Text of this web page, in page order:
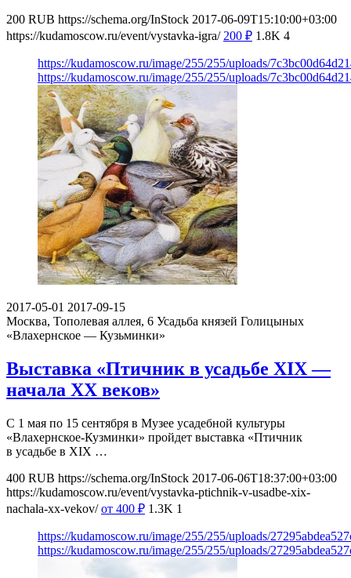
200 RUB https://schema.org/InStock 2017-06-09T15:10:00+03:00
https://kudamoscow.ru/event/vystavka-igra/ 200 ₽ 1.8K 4
https://kudamoscow.ru/image/255/255/uploads/
https://kudamoscow.ru/image/255/255/uploads/
2017-05-01 2017-09-15
Москва, Тополевая аллея, 6 Усадьба князей Голицыных
«Влахернское — Кузьминки»
Выставка «Птичник в усадьбе XIX —
начала ХХ веков»
С 1 мая по 15 сентября в Музее усадебной культуры
«Влахернское-Кузминки» пройдет выставка «Птичник
в усадьбе в XIX …
400 RUB https://schema.org/InStock 2017-06-06T18:37:00+03:00
https://kudamoscow.ru/event/vystavka-ptichnik-v-usadbe-xix-
nachala-xx-vekov/ от 400 ₽ 1.3K 1
https://kudamoscow.ru/image/255/255/uploads/
https://kudamoscow.ru/image/255/255/uploads/